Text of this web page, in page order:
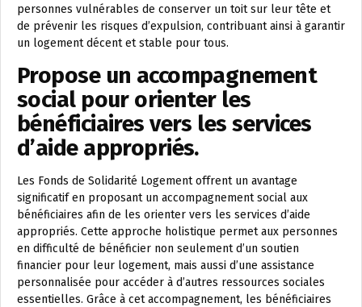
personnes vulnérables de conserver un toit sur leur tête et
de prévenir les risques d’expulsion, contribuant ainsi à garantir
un logement décent et stable pour tous.
Propose un accompagnement
social pour orienter les
bénéficiaires vers les services
d’aide appropriés.
Les Fonds de Solidarité Logement offrent un avantage
significatif en proposant un accompagnement social aux
bénéficiaires afin de les orienter vers les services d’aide
appropriés. Cette approche holistique permet aux personnes
en difficulté de bénéficier non seulement d’un soutien
financier pour leur logement, mais aussi d’une assistance
personnalisée pour accéder à d’autres ressources sociales
essentielles. Grâce à cet accompagnement, les bénéficiaires